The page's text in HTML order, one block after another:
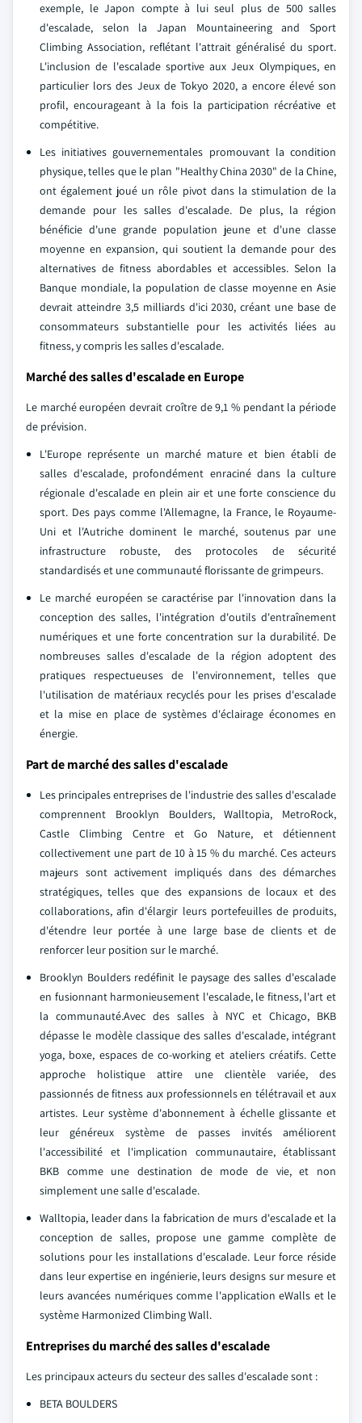
exemple, le Japon compte à lui seul plus de 500 salles
d'escalade, selon la Japan Mountaineering and Sport
Climbing Association, reflétant l'attrait généralisé du sport.
L'inclusion de l'escalade sportive aux Jeux Olympiques, en
particulier lors des Jeux de Tokyo 2020, a encore élevé son
profil, encourageant à la fois la participation récréative et
compétitive.
Les initiatives gouvernementales promouvant la condition
physique, telles que le plan "Healthy China 2030" de la Chine,
ont également joué un rôle pivot dans la stimulation de la
demande pour les salles d'escalade. De plus, la région
bénéficie d'une grande population jeune et d'une classe
moyenne en expansion, qui soutient la demande pour des
alternatives de fitness abordables et accessibles. Selon la
Banque mondiale, la population de classe moyenne en Asie
devrait atteindre 3,5 milliards d'ici 2030, créant une base de
consommateurs substantielle pour les activités liées au
fitness, y compris les salles d'escalade.
Marché des salles d'escalade en Europe
Le marché européen devrait croître de 9,1 % pendant la période
de prévision.
L'Europe représente un marché mature et bien établi de
salles d'escalade, profondément enraciné dans la culture
régionale d'escalade en plein air et une forte conscience du
sport. Des pays comme l'Allemagne, la France, le Royaume-
Uni et l'Autriche dominent le marché, soutenus par une
infrastructure robuste, des protocoles de sécurité
standardisés et une communauté florissante de grimpeurs.
Le marché européen se caractérise par l'innovation dans la
conception des salles, l'intégration d'outils d'entraînement
numériques et une forte concentration sur la durabilité. De
nombreuses salles d'escalade de la région adoptent des
pratiques respectueuses de l'environnement, telles que
l'utilisation de matériaux recyclés pour les prises d'escalade
et la mise en place de systèmes d'éclairage économes en
énergie.
Part de marché des salles d'escalade
Les principales entreprises de l'industrie des salles d'escalade
comprennent Brooklyn Boulders, Walltopia, MetroRock,
Castle Climbing Centre et Go Nature, et détiennent
collectivement une part de 10 à 15 % du marché. Ces acteurs
majeurs sont activement impliqués dans des démarches
stratégiques, telles que des expansions de locaux et des
collaborations, afin d'élargir leurs portefeuilles de produits,
d'étendre leur portée à une large base de clients et de
renforcer leur position sur le marché.
Brooklyn Boulders redéfinit le paysage des salles d'escalade
en fusionnant harmonieusement l'escalade, le fitness, l'art et
la communauté.Avec des salles à NYC et Chicago, BKB
dépasse le modèle classique des salles d'escalade, intégrant
yoga, boxe, espaces de co-working et ateliers créatifs. Cette
approche holistique attire une clientèle variée, des
passionnés de fitness aux professionnels en télétravail et aux
artistes. Leur système d'abonnement à échelle glissante et
leur généreux système de passes invités améliorent
l'accessibilité et l'implication communautaire, établissant
BKB comme une destination de mode de vie, et non
simplement une salle d'escalade.
Walltopia, leader dans la fabrication de murs d'escalade et la
conception de salles, propose une gamme complète de
solutions pour les installations d'escalade. Leur force réside
dans leur expertise en ingénierie, leurs designs sur mesure et
leurs avancées numériques comme l'application eWalls et le
système Harmonized Climbing Wall.
Entreprises du marché des salles d'escalade
Les principaux acteurs du secteur des salles d'escalade sont :
BETA BOULDERS